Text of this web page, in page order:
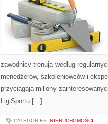
zawodnicy trenują według
menedżerów, szkoleniowców i
przyciągają miliony
LigiSportu […]
CATEGORIES: NIERUCHOMOŚCI